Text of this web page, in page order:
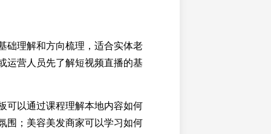
础理解和方向梳理，适合实体老
运营人员先了解短视频直播的基
可以通过课程理解本地内容如何
围；美容美发商家可以学习如何